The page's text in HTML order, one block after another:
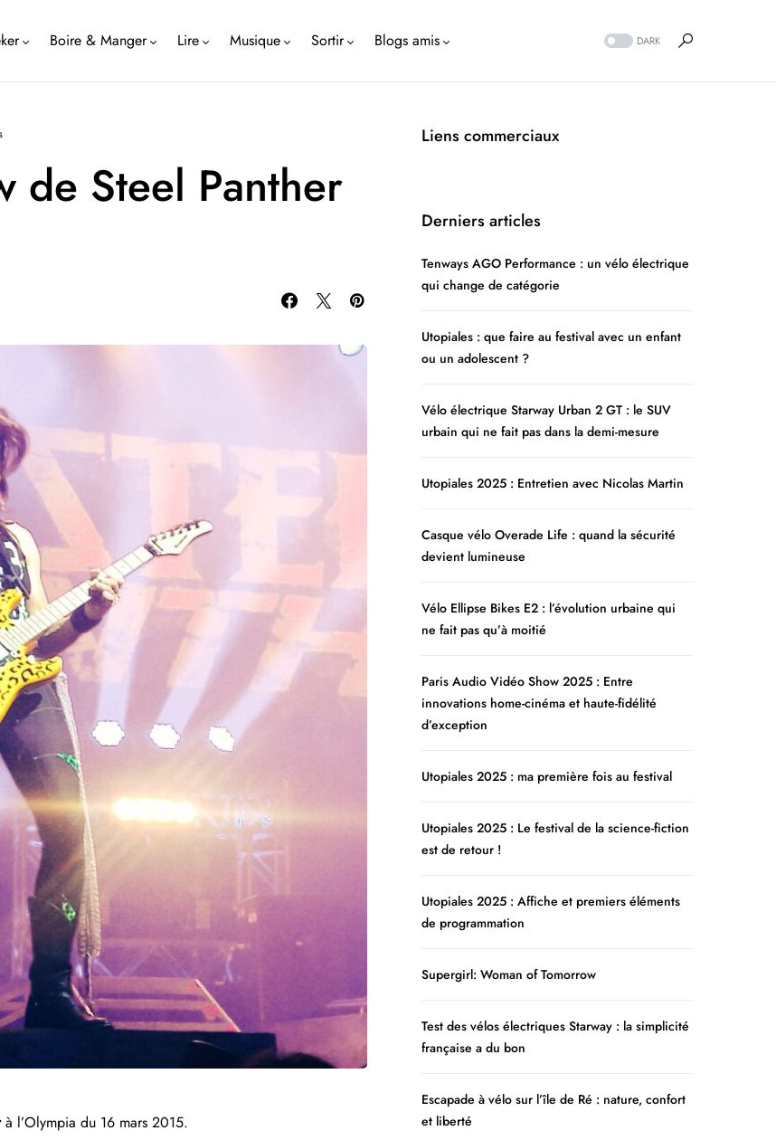
Boire & Manger Lire Musique Sortir Blogs amis DARK
de Steel Panther
à l’Olympia du 16 mars 2015.
Liens commerciaux
Derniers articles
Tenways AGO Performance : un vélo électrique
qui change de catégorie
Utopiales : que faire au festival avec un enfant
ou un adolescent ?
Vélo électrique Starway Urban 2 GT : le SUV
urbain qui ne fait pas dans la demi-mesure
Utopiales 2025 : Entretien avec Nicolas Martin
Casque vélo Overade Life : quand la sécurité
devient lumineuse
Vélo Ellipse Bikes E2 : l’évolution urbaine qui
ne fait pas qu’à moitié
Paris Audio Vidéo Show 2025 : Entre
innovations home-cinéma et haute-fidélité
d’exception
Utopiales 2025 : ma première fois au festival
Utopiales 2025 : Le festival de la science-fiction
est de retour !
Utopiales 2025 : Affiche et premiers éléments
de programmation
Supergirl: Woman of Tomorrow
Test des vélos électriques Starway : la simplicité
française a du bon
Escapade à vélo sur l’île de Ré : nature, confort
et liberté